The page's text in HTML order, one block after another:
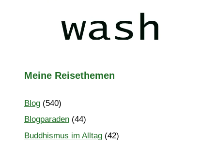
Meine Reisethemen
Blog (540)
Blogparaden (44)
Buddhismus im Alltag (42)